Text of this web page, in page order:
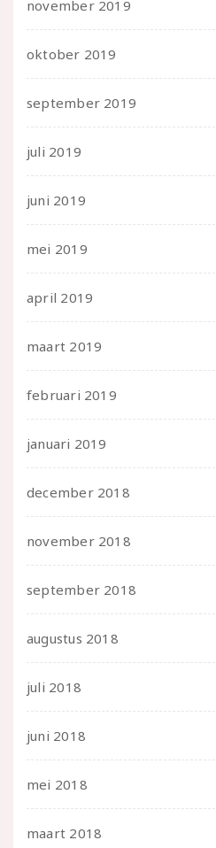
november 2019
oktober 2019
september 2019
juli 2019
juni 2019
mei 2019
april 2019
maart 2019
februari 2019
januari 2019
december 2018
november 2018
september 2018
augustus 2018
juli 2018
juni 2018
mei 2018
maart 2018